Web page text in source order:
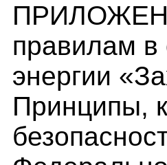
правилам в
энергии
Принципы,